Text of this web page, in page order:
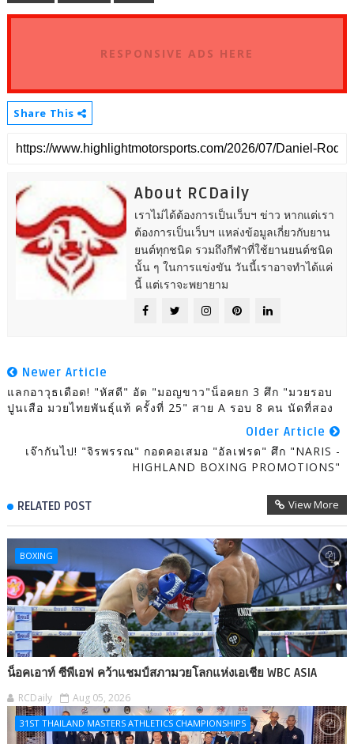
RESPONSIVE ADS HERE
Share This
About RCDaily
เราไม่ได้ต้องการเป็นเว็บฯ ข่าว หากแต่เรา
ต้องการเป็นเว็บฯ แหล่งข้อมูลเกี่ยวกับยาน
ยนต์ทุกชนิด รวมถึงกีฬาที่ใช้ยานยนต์ชนิด
นั้น ๆ ในการแข่งขัน วันนี้เราอาจทำได้แค่
นี้ แต่เราจะพยายาม
Newer Article
แลกอาวุธเดือด! "หัสดี" อัด "มอญขาว"น็อคยก 3 ศึก "มวยรอบ
ปูนเสือ มวยไทยพันธุ์แท้ ครั้งที่ 25" สาย A รอบ 8 คน นัดที่สอง
Older Article
เจ๊ากันไป! "จิรพรรณ" กอดคอเสมอ "อัลเฟรด" ศึก "NARIS -
HIGHLAND BOXING PROMOTIONS"
RELATED POST View More
BOXING
น็อคเอาท์ ซีพีเอฟ คว้าแชมป์สภามวยโลกแห่งเอเชีย WBC ASIA
RCDaily Aug 05, 2026
31ST THAILAND MASTERS ATHLETICS CHAMPIONSHIPS